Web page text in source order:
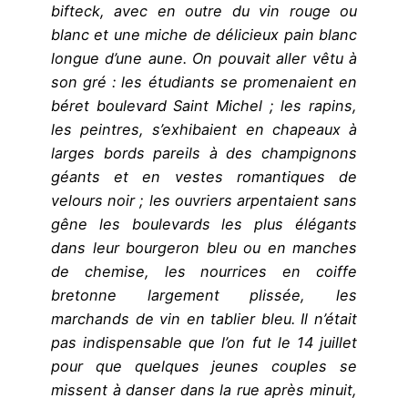
bifteck, avec en outre du vin rouge ou
blanc et une miche de délicieux pain blanc
longue d’une aune. On pouvait aller vêtu à
son gré : les étudiants se promenaient en
béret boulevard Saint Michel ; les rapins,
les peintres, s’exhibaient en chapeaux à
larges bords pareils à des champignons
géants et en vestes romantiques de
velours noir ; les ouvriers arpentaient sans
gêne les boulevards les plus élégants
dans leur bourgeron bleu ou en manches
de chemise, les nourrices en coiffe
bretonne largement plissée, les
marchands de vin en tablier bleu. Il n’était
pas indispensable que l’on fut le 14 juillet
pour que quelques jeunes couples se
missent à danser dans la rue après minuit,